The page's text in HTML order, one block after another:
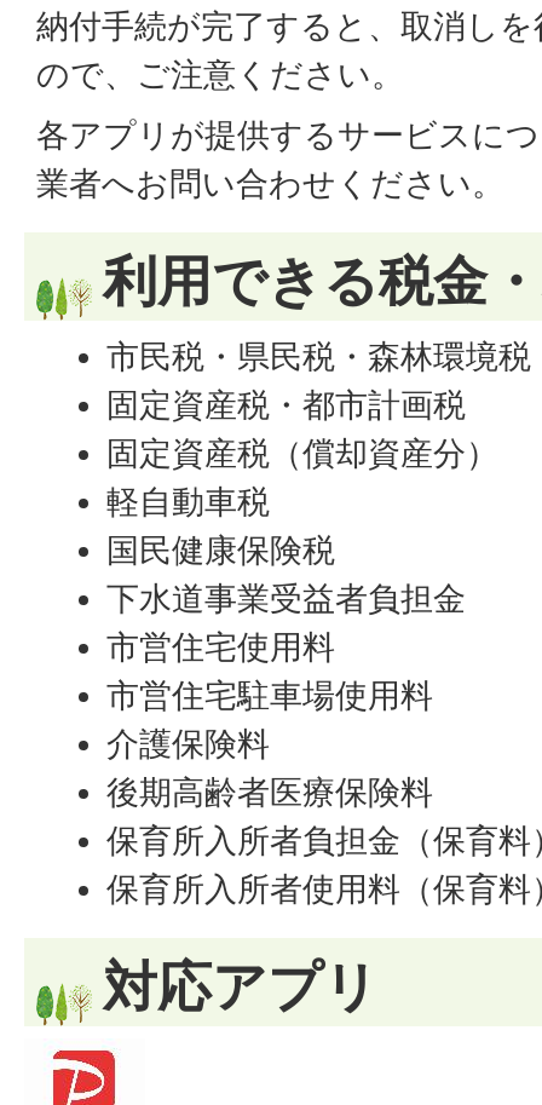
納付手続が完了すると、取消し
ので、ご注意ください。
各アプリが提供するサービスに
業者へお問い合わせください。
利用できる税金
市民税・県民税・森林環境
固定資産税・都市計画税
固定資産税（償却資産分）
軽自動車税
国民健康保険税
下水道事業受益者負担金
市営住宅使用料
市営住宅駐車場使用料
介護保険料
後期高齢者医療保険料
保育所入所者負担金（保育料
保育所入所者使用料（保育料
対応アプリ